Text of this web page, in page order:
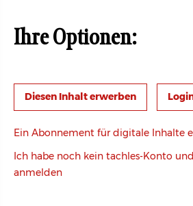
Ihre Optionen:
Ein Abonnement für digitale Inhalte
Ich habe noch kein tachles-Konto
anmelden